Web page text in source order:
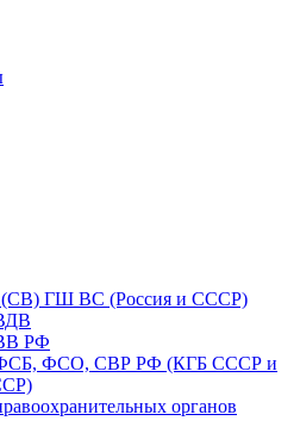
ГШ ВС (Россия и СССР)
РФ
ФСБ, ФСО, СВР РФ (КГБ СССР и
органов